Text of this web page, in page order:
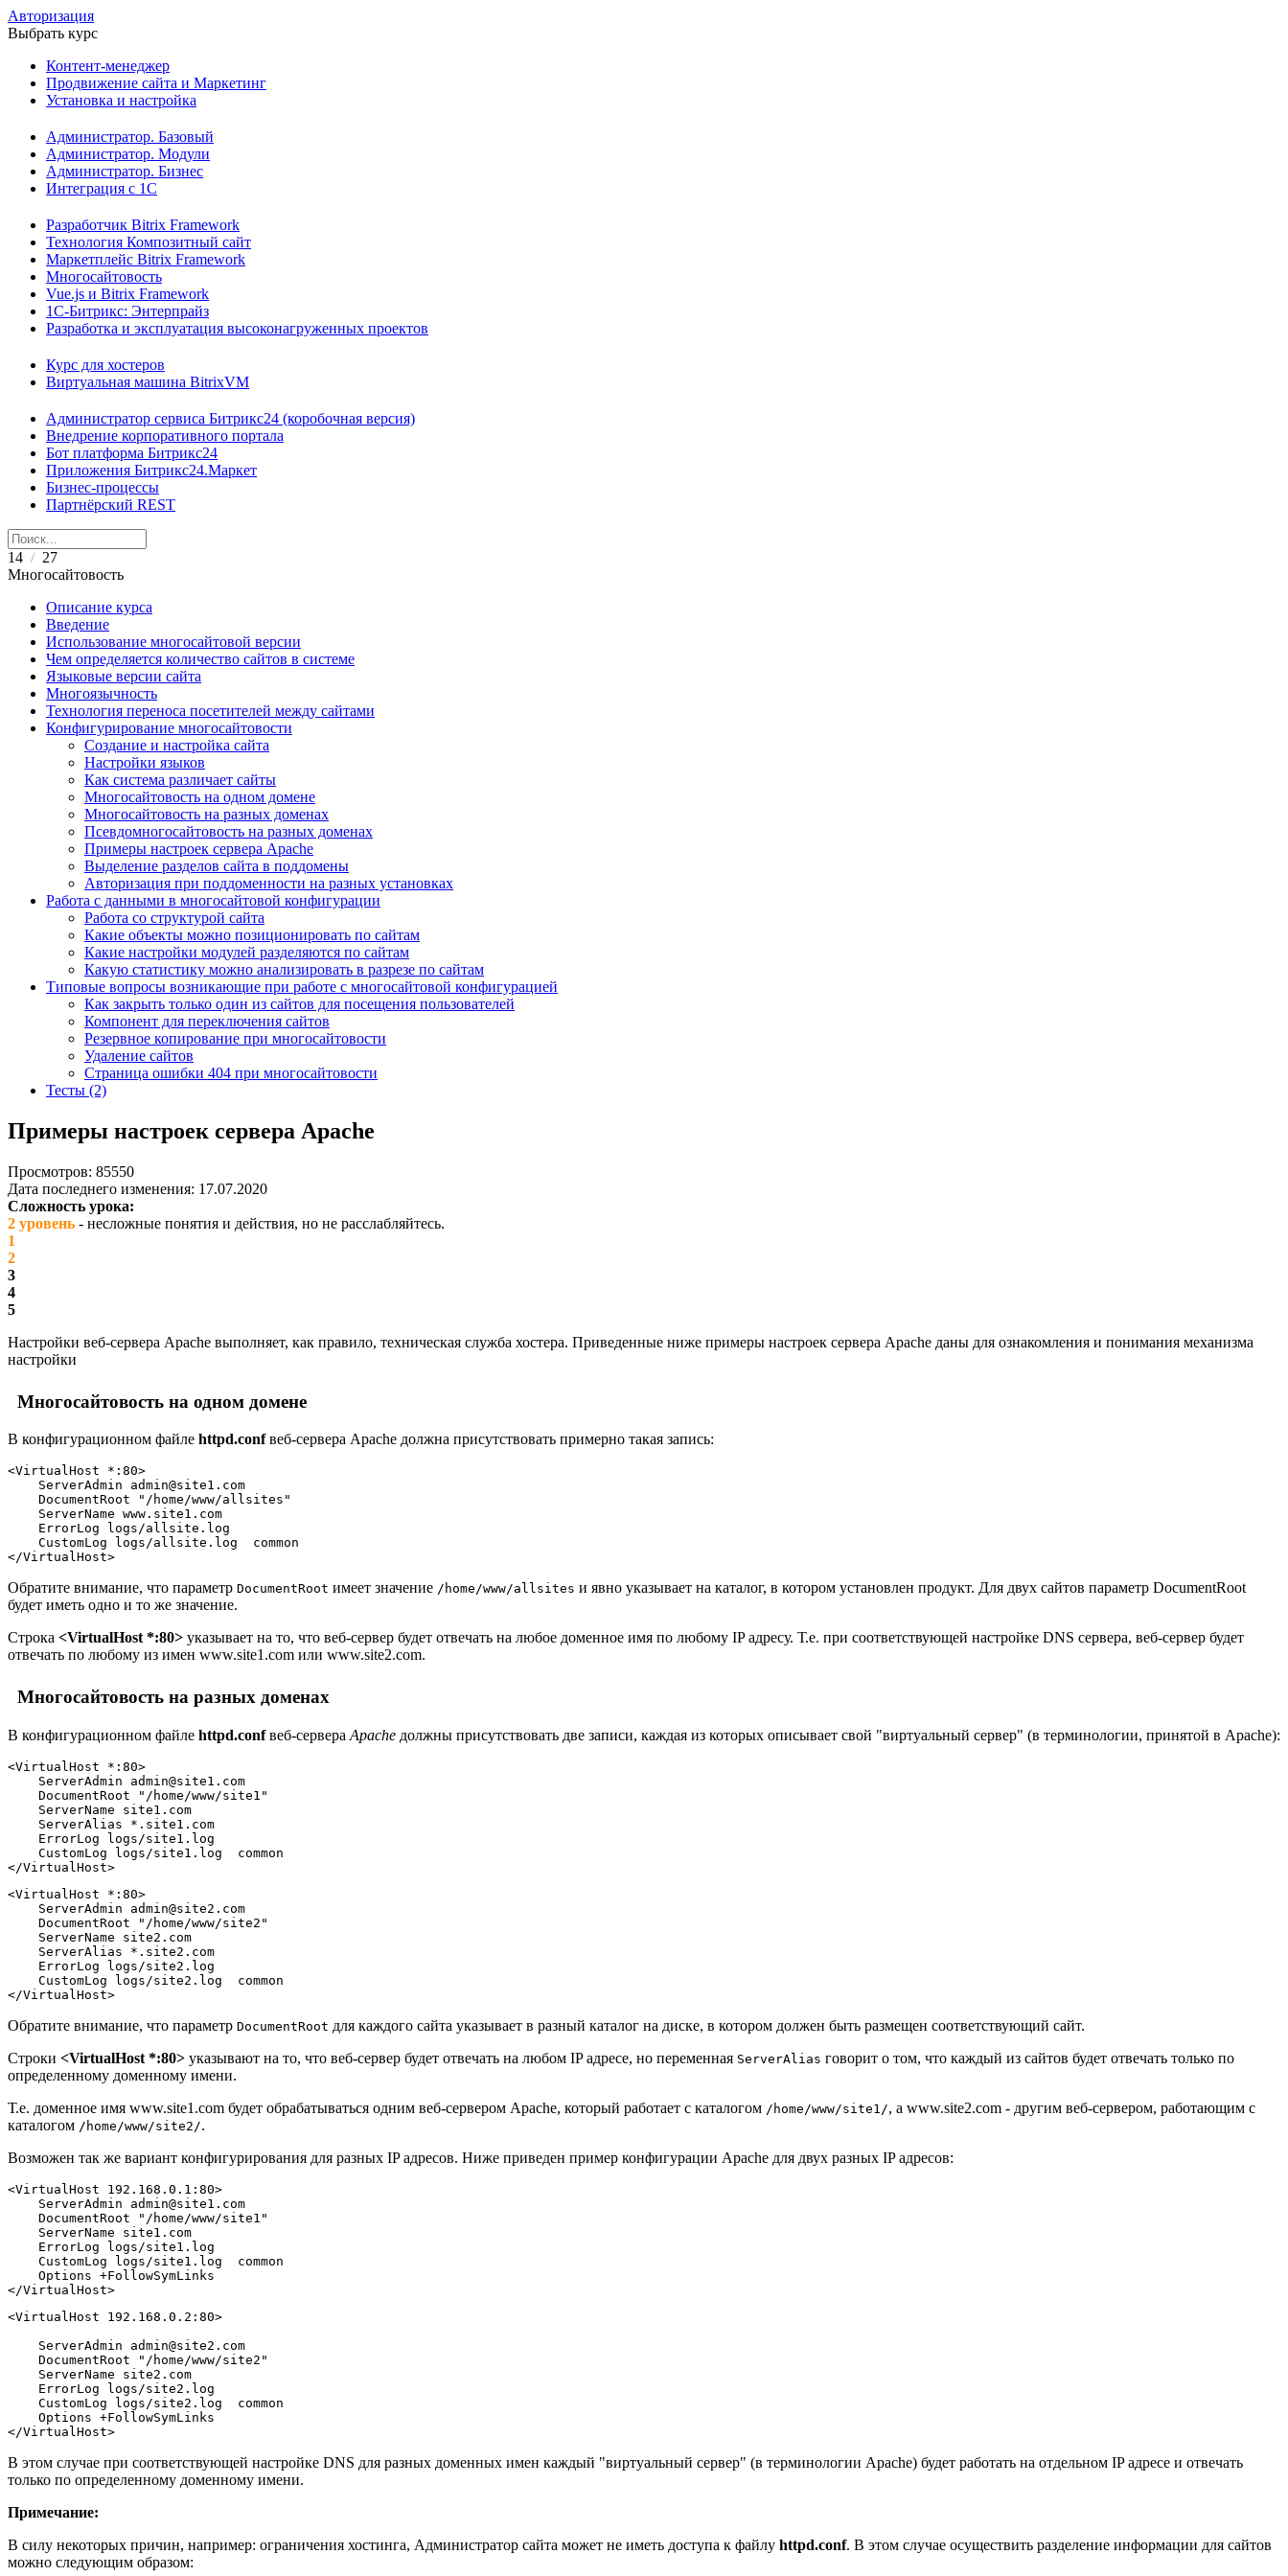
Авторизация
Выбрать курс
Контент-менеджер
Продвижение сайта и Маркетинг
Установка и настройка
Администратор. Базовый
Администратор. Модули
Администратор. Бизнес
Интеграция с 1С
Разработчик Bitrix Framework
Технология Композитный сайт
Маркетплейс Bitrix Framework
Многосайтовость
Vue.js и Bitrix Framework
1С-Битрикс: Энтерпрайз
Разработка и эксплуатация высоконагруженных проектов
Курс для хостеров
Виртуальная машина BitrixVM
Администратор сервиса Битрикс24 (коробочная версия)
Внедрение корпоративного портала
Бот платформа Битрикс24
Приложения Битрикс24.Маркет
Бизнес-процессы
Партнёрский REST
14 / 27
Многосайтовость
Описание курса
Введение
Использование многосайтовой версии
Чем определяется количество сайтов в системе
Языковые версии сайта
Многоязычность
Технология переноса посетителей между сайтами
Конфигурирование многосайтовости
Создание и настройка сайта
Настройки языков
Как система различает сайты
Многосайтовость на одном домене
Многосайтовость на разных доменах
Псевдомногосайтовость на разных доменах
Примеры настроек сервера Apache
Выделение разделов сайта в поддомены
Авторизация при поддоменности на разных установках
Работа с данными в многосайтовой конфигурации
Работа со структурой сайта
Какие объекты можно позиционировать по сайтам
Какие настройки модулей разделяются по сайтам
Какую статистику можно анализировать в разрезе по сайтам
Типовые вопросы возникающие при работе с многосайтовой конфигурацией
Как закрыть только один из сайтов для посещения пользователей
Компонент для переключения сайтов
Резервное копирование при многосайтовости
Удаление сайтов
Страница ошибки 404 при многосайтовости
Тесты (2)
Примеры настроек сервера Apache
Просмотров: 85550
Дата последнего изменения: 17.07.2020
Сложность урока:
2 уровень - несложные понятия и действия, но не расслабляйтесь.
1
2
3
4
5
Настройки веб-сервера Apache выполняет, как правило, техническая служба хостера. Приведенные ниже примеры настроек сервера Apache даны для ознакомления и понимания механизма
настройки
Многосайтовость на одном домене
В конфигурационном файле httpd.confвеб-сервера Apache должна присутствовать примерно такая запись:
<VirtualHost *:80>
    ServerAdmin admin@site1.com
    DocumentRoot "/home/www/allsites"
    ServerName www.site1.com
    ErrorLog logs/allsite.log
    CustomLog logs/allsite.log  common
</VirtualHost>
Обратите внимание, что параметр DocumentRoot имеет значение /home/www/allsites и явно указывает на каталог, в котором установлен продукт. Для двух сайтов параметр DocumentRoot
будет иметь одно и то же значение.
Строка <VirtualHost *:80> указывает на то, что веб-сервер будет отвечать на любое доменное имя по любому IP адресу. Т.е. при соответствующей настройке DNS сервера, веб-сервер будет
отвечать по любому из имен www.site1.com или www.site2.com.
Многосайтовость на разных доменах
В конфигурационном файле httpd.confвеб-сервера Apache должны присутствовать две записи, каждая из которых описывает свой "виртуальный сервер" (в терминологии, принятой в Apache):
<VirtualHost *:80>
    ServerAdmin admin@site1.com
    DocumentRoot "/home/www/site1"
    ServerName site1.com
    ServerAlias *.site1.com
    ErrorLog logs/site1.log
    CustomLog logs/site1.log  common
</VirtualHost>
<VirtualHost *:80>
    ServerAdmin admin@site2.com
    DocumentRoot "/home/www/site2"
    ServerName site2.com
    ServerAlias *.site2.com
    ErrorLog logs/site2.log
    CustomLog logs/site2.log  common
</VirtualHost>
Обратите внимание, что параметр DocumentRoot для каждого сайта указывает в разный каталог на диске, в котором должен быть размещен соответствующий сайт.
Строки <VirtualHost *:80> указывают на то, что веб-сервер будет отвечать на любом IP адресе, но переменная ServerAlias говорит о том, что каждый из сайтов будет отвечать только по
определенному доменному имени.
Т.е. доменное имя www.site1.com будет обрабатываться одним веб-сервером Apache, который работает с каталогом /home/www/site1/, а www.site2.com - другим веб-сервером, работающим с
каталогом /home/www/site2/.
Возможен так же вариант конфигурирования для разных IP адресов. Ниже приведен пример конфигурации Apache для двух разных IP адресов:
<VirtualHost 192.168.0.1:80>
    ServerAdmin admin@site1.com
    DocumentRoot "/home/www/site1"
    ServerName site1.com
    ErrorLog logs/site1.log
    CustomLog logs/site1.log  common
    Options +FollowSymLinks
</VirtualHost>
<VirtualHost 192.168.0.2:80>
    ServerAdmin admin@site2.com
    DocumentRoot "/home/www/site2"
    ServerName site2.com
    ErrorLog logs/site2.log
    CustomLog logs/site2.log  common
    Options +FollowSymLinks
</VirtualHost>
В этом случае при соответствующей настройке DNS для разных доменных имен каждый "виртуальный сервер" (в терминологии Apache) будет работать на отдельном IP адресе и отвечать
только по определенному доменному имени.
Примечание:
В силу некоторых причин, например: ограничения хостинга, Администратор сайта может не иметь доступа к файлу httpd.conf. В этом случае осуществить разделение информации для сайтов
можно следующим образом: